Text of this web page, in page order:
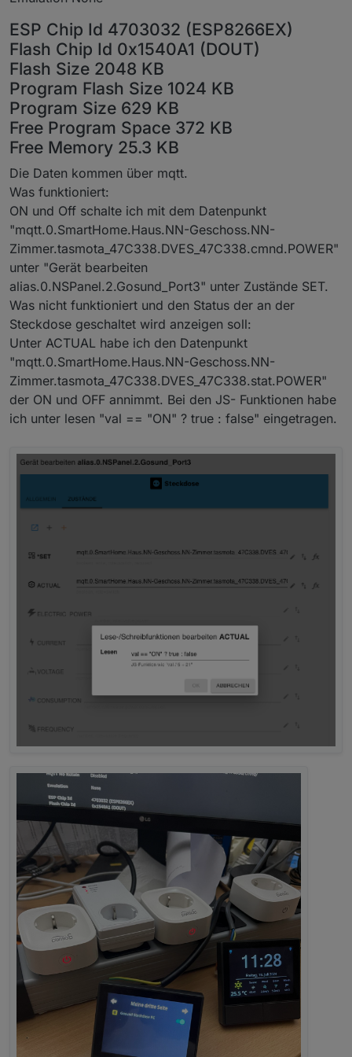
ESP Chip Id 4703032 (ESP8266EX)
Flash Chip Id 0x1540A1 (DOUT)
Flash Size 2048 KB
Program Flash Size 1024 KB
Program Size 629 KB
Free Program Space 372 KB
Free Memory 25.3 KB
Die Daten kommen über mqtt.
Was funktioniert:
ON und Off schalte ich mit dem Datenpunkt
"mqtt.0.SmartHome.Haus.NN-Geschoss.NN-
Zimmer.tasmota_47C338.DVES_47C338.cmnd.POWER"
unter "Gerät bearbeiten
alias.0.NSPanel.2.Gosund_Port3" unter Zustände SET.
Was nicht funktioniert und den Status der an der
Steckdose geschaltet wird anzeigen soll:
Unter ACTUAL habe ich den Datenpunkt
"mqtt.0.SmartHome.Haus.NN-Geschoss.NN-
Zimmer.tasmota_47C338.DVES_47C338.stat.POWER"
der ON und OFF annimmt. Bei den JS- Funktionen habe
ich unter lesen "val == "ON" ? true : false" eingetragen.